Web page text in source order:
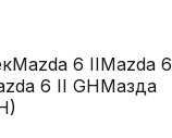
Mazda 6 IIMazda 6
6 II GHМазда